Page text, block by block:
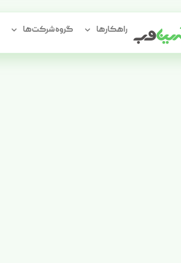
راهکارها گروه شرکت‌ها